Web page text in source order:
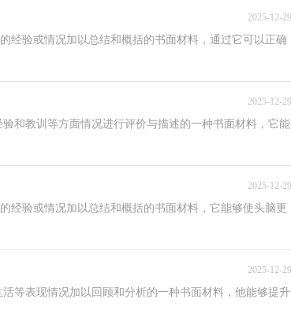
2025-12-29
经验或情况加以总结和概括的书面材料，通过它可以正确
2025-12-29
和教训等方面情况进行评价与描述的一种书面材料，它能
2025-12-29
经验或情况加以总结和概括的书面材料，它能够使头脑更
2025-12-29
等表现情况加以回顾和分析的一种书面材料，他能够提升